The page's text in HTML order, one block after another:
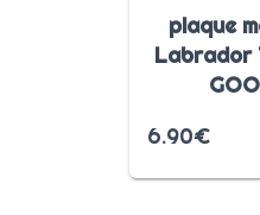
plaque
Labrador
6.90€